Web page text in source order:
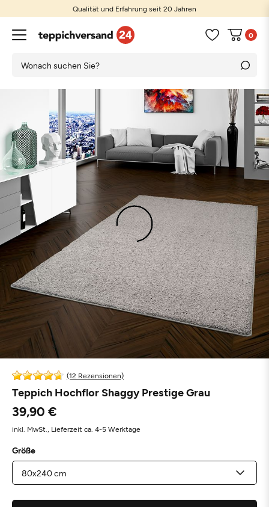
Qualität und Erfahrung seit 20 Jahren
0
(12 Rezensionen)
Teppich Hochflor Shaggy Prestige Grau
39,90 €
inkl. MwSt., Lieferzeit ca. 4-5 Werktage
Größe